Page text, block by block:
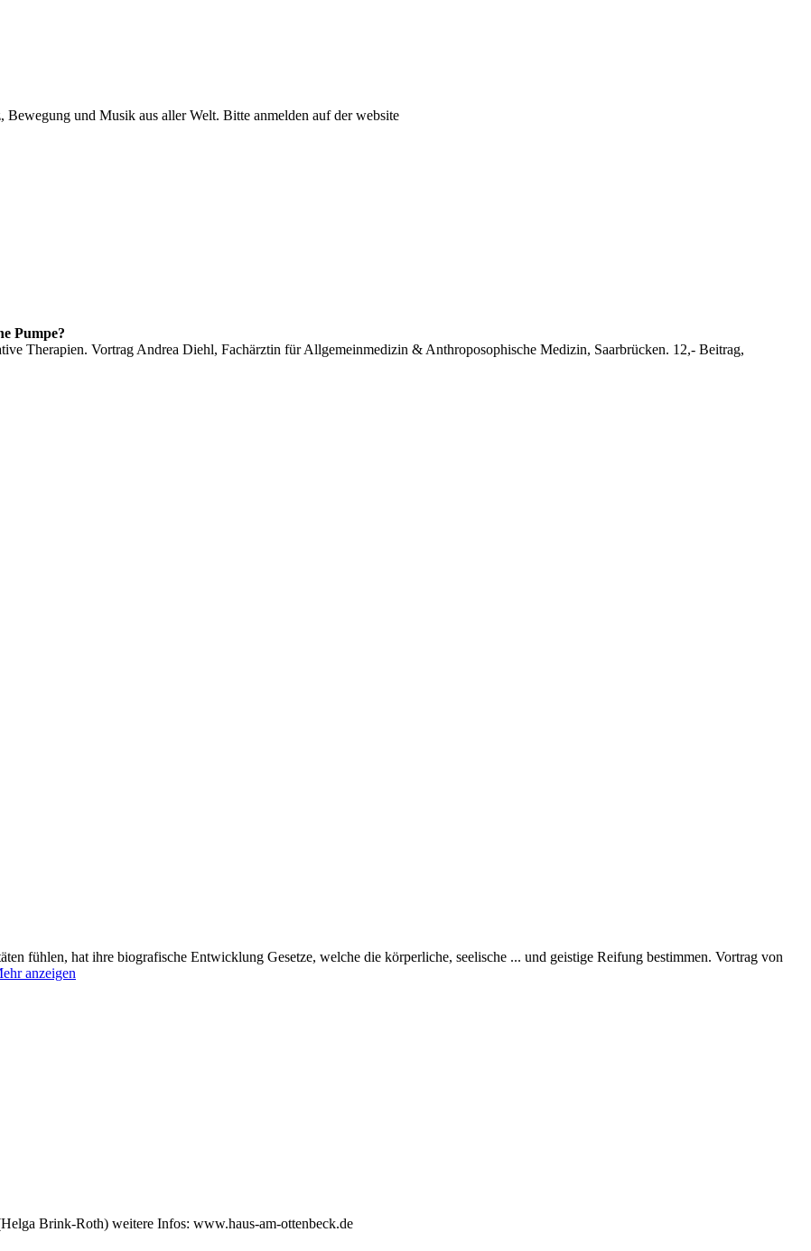
und Musik aus aller Welt. Bitte anmelden auf der website
Pumpe?
Therapien. Vortrag Andrea Diehl, Fachärztin für Allgemeinmedizin & Anthroposophische Medizin, Saarbrücken. 12,- Beitrag,
fühlen, hat ihre biografische Entwicklung Gesetze, welche die körperliche, seelische ... und geistige Reifung bestimmen. Vortrag von
anzeigen
Brink-Roth) weitere Infos: www.haus-am-ottenbeck.de